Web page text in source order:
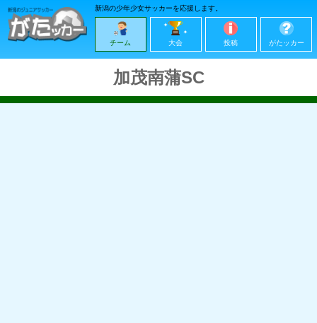
新潟の少年少女サッカーを応援します。
チーム 大会 投稿 がたッカー
加茂南蒲SC